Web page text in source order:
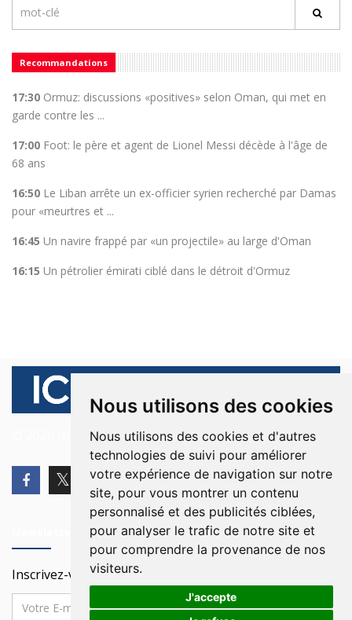
Nous utilisons des cookies
Nous utilisons des cookies et d'autres
technologies de suivi pour améliorer
votre expérience de navigation sur notre
site, pour vous montrer un contenu
personnalisé et des publicités ciblées,
pour analyser le trafic de notre site et
pour comprendre la provenance de nos
visiteurs.
J'accepte
Recommandations
17:30 Ormuz: discussions «positives» selon Oman, qui met en
garde contre les ...
17:00 Foot: le père et agent de Lionel Messi décède à l'âge de
68 ans
16:50 Le Liban arrête un ex-officier syrien recherché par Damas
pour «meurtres et ...
16:45 Un navire frappé par «un projectile» au large d'Oman
16:15 Un pétrolier émirati ciblé dans le détroit d'Ormuz
© 2026 Ici Beyrouth. Tous les droits sont réservés.
Inscrivez-vous à notre Newsletter